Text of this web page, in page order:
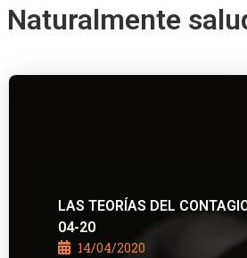
Naturalmente
LAS TEORÍAS DEL
04-20
14/04/2020